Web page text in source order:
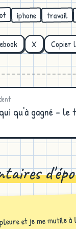
iphone travail
X Copier
qu'à gagné - le
et je me mutile